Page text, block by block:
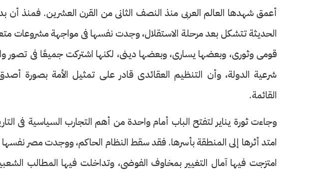
أعمق شهدها العالم العربى منذ النصف الثانى من القرن العشرين. فمنذ أن
الحديثة تتشكل بعد مرحلة الاستقلال، وجدت نفسها فى مواجهة مشروعات
قومى وثورى، وبعضها يسارى، وبعضها دينى، لكنها اشتركت جميعًا فى تصور
شرعية الدولة، وأن التنظيم العقائدى قادر على تمثيل الأمة بصورة
القائمة.
وجاءت ثورة يناير لتفتح الباب أمام واحدة من أهم التجارب السياسية فى
امتد أثرها إلى المنطقة بأسرها. فقد سقط النظام الحاكم، ووجدت مصر نفسها
امتزجت فيها آمال التغيير بمخاوف الفوضى، وتداخلت فيها المطالب
حرف العدد 133 حرف